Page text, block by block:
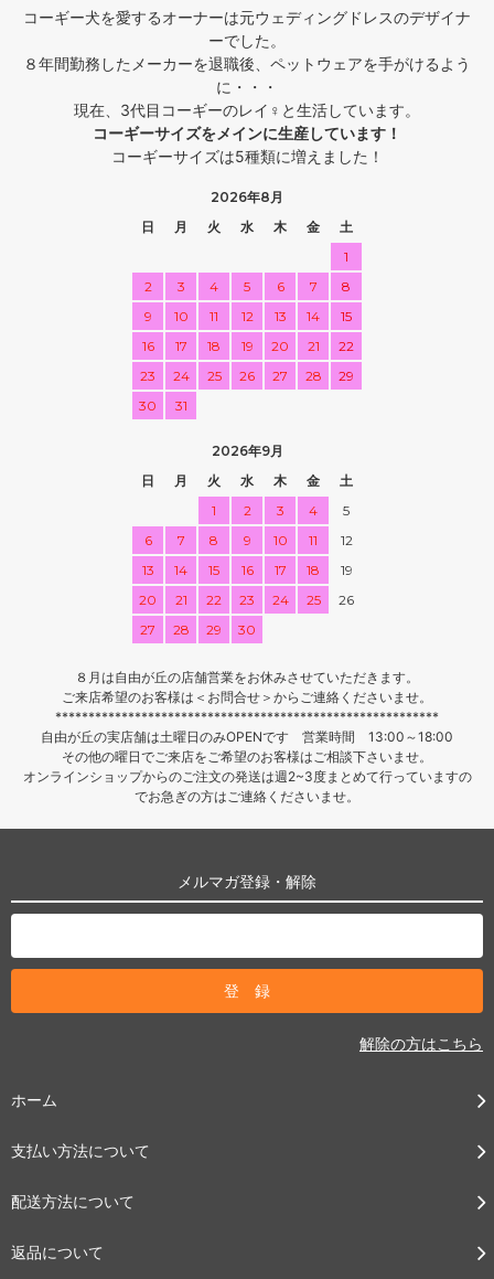
コーギー犬を愛するオーナーは元ウェディングドレスのデザイナ
ーでした。
８年間勤務したメーカーを退職後、ペットウェアを手がけるよう
に・・・
現在、3代目コーギーのレイ♀と生活しています。
コーギーサイズをメインに生産しています！
コーギーサイズは5種類に増えました！
2026年8月
日
月 火 水 木 金
土
1
2
3 4 5 6 7
8
9
10 11 12 13 14
15
16
17 18 19 20 21
22
23
24 25 26 27 28
29
30
31
2026年9月
日
月 火 水 木 金
土
1
2 3 4
5
6
7 8 9 10 11
12
13
14 15 16 17 18
19
20
21 22 23 24 25
26
27
28 29 30
８月は自由が丘の店舗営業をお休みさせていただきます。
ご来店希望のお客様は＜お問合せ＞からご連絡くださいませ。
**********************************************************
自由が丘の実店舗は土曜日のみOPENです 営業時間 13:00～18:00
その他の曜日でご来店をご希望のお客様はご相談下さいませ。
オンラインショップからのご注文の発送は週2~3度まとめて行っていますの
でお急ぎの方はご連絡くださいませ。
メルマガ登録・解除
解除の方はこちら
ホーム
支払い方法について
配送方法について
返品について